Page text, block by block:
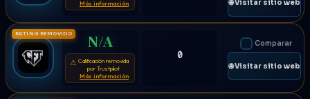
Más información 🌐 Visitar sitio web
RATING REMOVIDO N/A
⚠ Calificación removida
por Trustpilot
Más información
0
Comparar
🌐 Visitar sitio web